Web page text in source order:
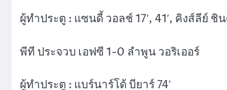
ผู้ทำประตู : แซนดี้ วอลช์ 17′, 41′, คิงส์ลีย์ ชิ
พีที ประจวบ เอฟซี 1-0 ลำพูน วอริเออร์
ผู้ทำประตู : แบร์นาร์โด้ บียาร์ 74′